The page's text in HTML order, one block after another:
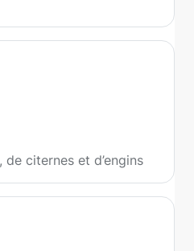
citernes et d’engins